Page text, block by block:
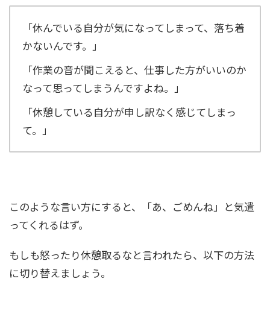
「休んでいる自分が気になってしまって、落ち着
かないんです。」
「作業の音が聞こえると、仕事した方がいいのか
なって思ってしまうんですよね。」
「休憩している自分が申し訳なく感じてしまっ
て。」
このような言い方にすると、「あ、ごめんね」と気遣
ってくれるはず。
もしも怒ったり休憩取るなと言われたら、以下の方法
に切り替えましょう。